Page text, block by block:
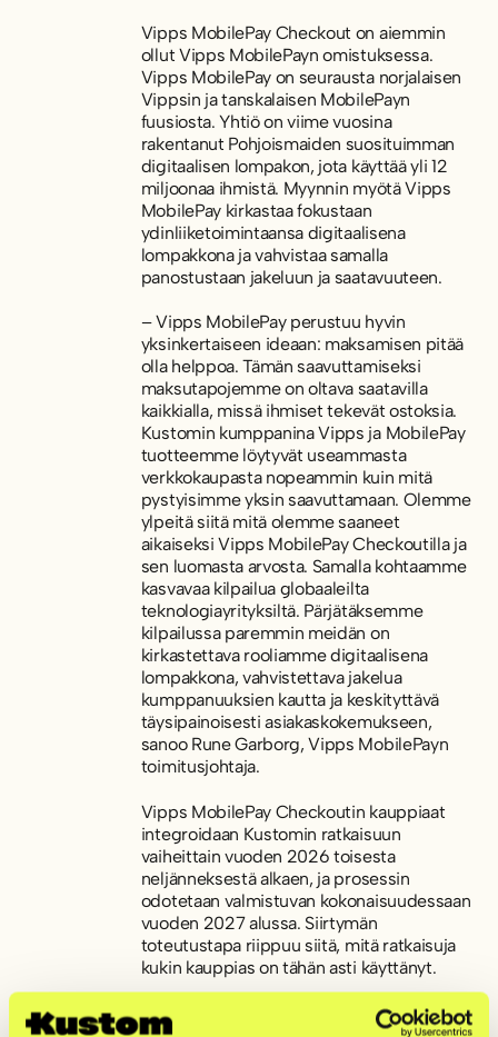
Vipps MobilePay Checkout on aiemmin
ollut Vipps MobilePayn omistuksessa.
Vipps MobilePay on seurausta norjalaisen
Vippsin ja tanskalaisen MobilePayn
fuusiosta. Yhtiö on viime vuosina
rakentanut Pohjoismaiden suosituimman
digitaalisen lompakon, jota käyttää yli 12
miljoonaa ihmistä. Myynnin myötä Vipps
MobilePay kirkastaa fokustaan
ydinliiketoimintaansa digitaalisena
lompakkona ja vahvistaa samalla
panostustaan jakeluun ja saatavuuteen.
– Vipps MobilePay perustuu hyvin
yksinkertaiseen ideaan: maksamisen pitää
olla helppoa. Tämän saavuttamiseksi
maksutapojemme on oltava saatavilla
kaikkialla, missä ihmiset tekevät ostoksia.
Kustomin kumppanina Vipps ja MobilePay
tuotteemme löytyvät useammasta
verkkokaupasta nopeammin kuin mitä
pystyisimme yksin saavuttamaan. Olemme
ylpeitä siitä mitä olemme saaneet
aikaiseksi Vipps MobilePay Checkoutilla ja
sen luomasta arvosta. Samalla kohtaamme
kasvavaa kilpailua globaaleilta
teknologiayrityksiltä. Pärjätäksemme
kilpailussa paremmin meidän on
kirkastettava rooliamme digitaalisena
lompakkona, vahvistettava jakelua
kumppanuuksien kautta ja keskityttävä
täysipainoisesti asiakaskokemukseen,
sanoo Rune Garborg, Vipps MobilePayn
toimitusjohtaja.
Vipps MobilePay Checkoutin kauppiaat
integroidaan Kustomin ratkaisuun
vaiheittain vuoden 2026 toisesta
neljänneksestä alkaen, ja prosessin
odotetaan valmistuvan kokonaisuudessaan
vuoden 2027 alussa. Siirtymän
toteutustapa riippuu siitä, mitä ratkaisuja
kukin kauppias on tähän asti käyttänyt.
– Näemme, että tämä sopimus luo selkeää